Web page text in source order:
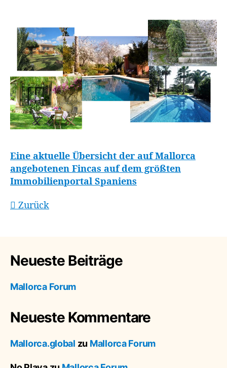
Eine aktuelle Übersicht der auf Mallorca
angebotenen Fincas auf dem größten
Immobilienportal Spaniens
Zurück
Neueste Beiträge
Mallorca Forum
Neueste Kommentare
Mallorca.global zu Mallorca Forum